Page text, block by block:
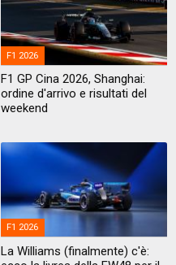
F1 2026
F1 GP Cina 2026, Shanghai:
ordine d'arrivo e risultati del
weekend
F1 2026
La Williams (finalmente) c'è: